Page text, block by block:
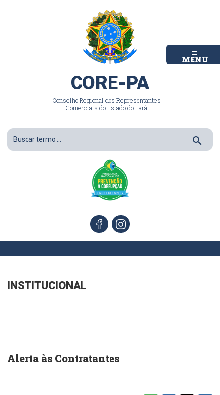
MENU
CORE-PA
Conselho Regional dos Representantes
Comerciais do Estado do Pará
search
INSTITUCIONAL
Alerta às Contratantes